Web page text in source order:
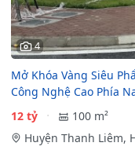
4
Mở Khóa Vàng Siêu
Công Nghệ Cao Phía
12 tỷ
100 m²
Huyện Thanh Liêm,